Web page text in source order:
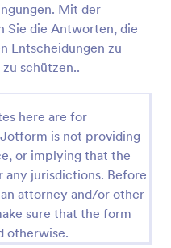
Mit der
Sie die Antworten, die
Entscheidungen zu
schützen..
here are for
is not providing
or implying that the
any jurisdictions. Before
attorney and/or other
sure that the form
otherwise.